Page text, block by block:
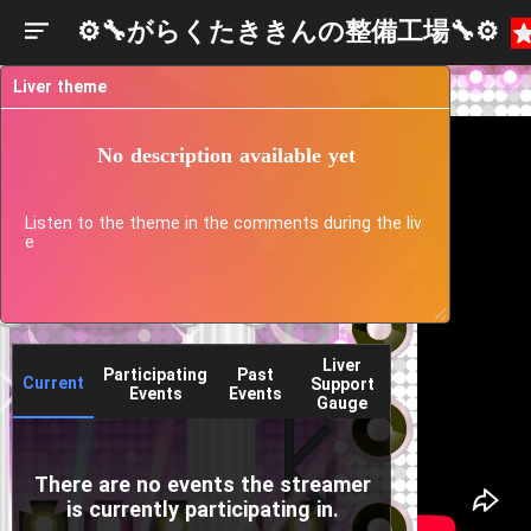
⚙️🔧がらくたききんの整備工場🔧⚙️
Current
Participating
Events
Past
Events
Liver
Support
Gauge
There are no events the streamer
is currently participating in.
Liver theme
No description available yet
Listen to the theme in the comments during the liv
e